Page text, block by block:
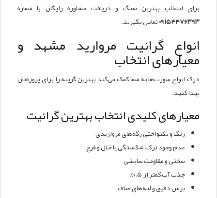
برای انتخاب بهترین سنگ و دریافت مشاوره رایگان با شماره
۰۹۱۵۴۴۷۶۳۹۳تماس بگیرید.
انواع گرانیت مروارید مشهد و
معیارهای انتخاب
درک انواع سورت‌ها به شما کمک می‌کند بهترین گزینه را برای پروژه‌تان
پیدا کنید.
معیارهای کلیدی انتخاب بهترین گرانیت
رنگ و یکنواختی رگه‌های مرواریدی
عدم وجود ترک، شکستگی یا خلل و فرج
سختی و مقاومت سایشی
جذب آب کمتر از ۰.۵٪
برش دقیق و لبه‌های صاف